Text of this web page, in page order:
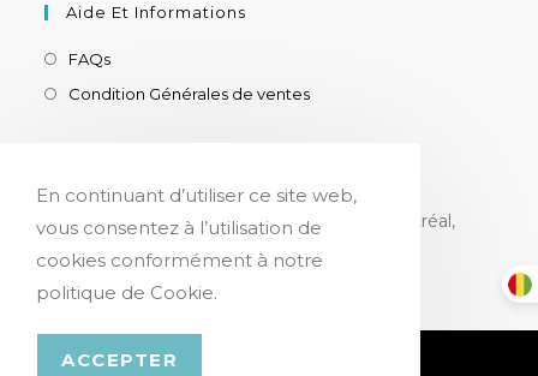
Aide Et Informations
FAQs
Condition Générales de ventes
Siège social
8180 ch. Devonshire, suite 205, Montréal,
En continuant d’utiliser ce site web,
vous consentez à l’utilisation de
cookies conformément à notre
politique de Cookie.
ACCEPTER